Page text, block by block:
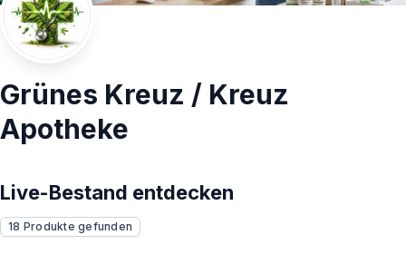
Grünes Kreuz / Kreuz
Apotheke
Live-Bestand entdecken
18 Produkte gefunden